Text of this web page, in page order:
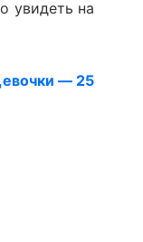
увидеть на
— 25